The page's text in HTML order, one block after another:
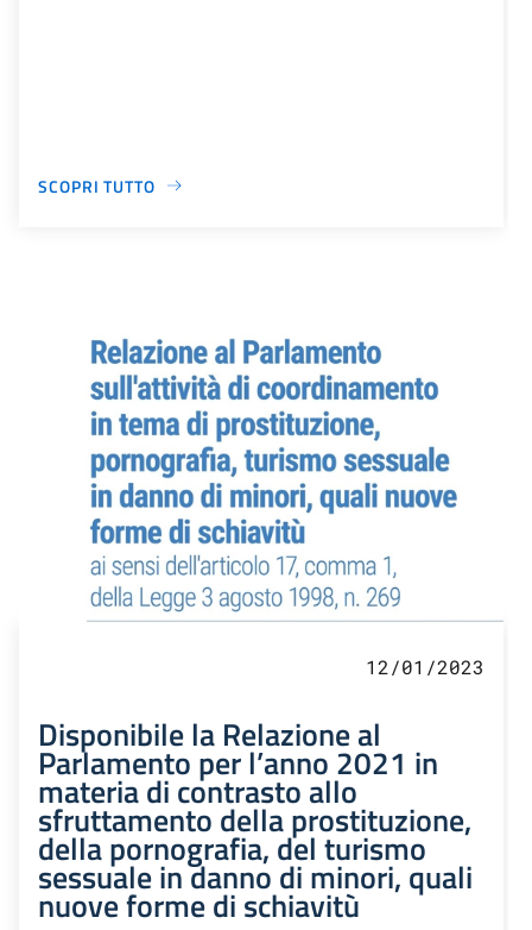
SCOPRI TUTTO
12/01/2023
Disponibile la Relazione al
Parlamento per l’anno 2021 in
materia di contrasto allo
sfruttamento della prostituzione,
della pornografia, del turismo
sessuale in danno di minori, quali
nuove forme di schiavitù